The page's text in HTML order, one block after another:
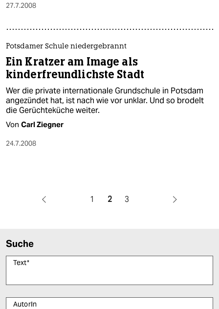
27.7.2008
Potsdamer Schule niedergebrannt
Ein Kratzer am Image als
kinderfreundlichste Stadt
Wer die private internationale Grundschule in Potsdam
angezündet hat, ist nach wie vor unklar. Und so brodelt
die Gerüchteküche weiter.
Von Carl Ziegner
24.7.2008
1 2 3
Suche
Text*
AutorIn